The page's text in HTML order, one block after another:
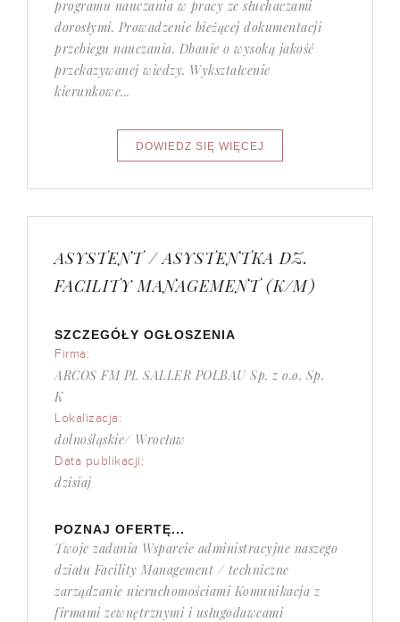
programu nauczania w pracy ze słuchaczami
dorosłymi. Prowadzenie bieżącej dokumentacji
przebiegu nauczania. Dbanie o wysoką jakość
przekazywanej wiedzy. Wykształcenie
kierunkowe...
ASYSTENT / ASYSTENTKA DZ.
FACILITY MANAGEMENT (K/M)
SZCZEGÓŁY OGŁOSZENIA
Firma:
ARCOS FM PL SALLER POLBAU Sp. z o.o. Sp.
K
Lokalizacja:
dolnośląskie/ Wrocław
Data publikacji:
dzisiaj
POZNAJ OFERTĘ...
Twoje zadania Wsparcie administracyjne naszego
działu Facility Management / techniczne
zarządzanie nieruchomościami Komunikacja z
firmami zewnętrznymi i usługodawcami